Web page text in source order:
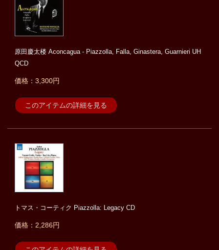
原田慶太楼 Aconcagua - Piazzolla, Falla, Ginastera, Guarnieri UH
QCD
価格：3,300円
このアイテムの詳細を見る
トマス・コーティク Piazzolla: Legacy CD
価格：2,286円